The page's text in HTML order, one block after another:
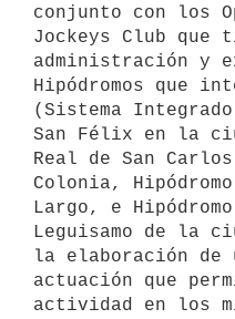
conjunto con los
Jockeys Club que
administración y
Hipódromos que
(Sistema
San Félix en la
Real de San
Colonia,
Largo, e
Leguisamo de la
la elaboración de
actuación que
actividad en los